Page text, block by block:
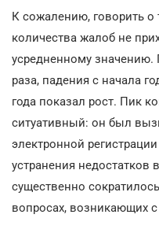
К сожалению, говорить
количества жалоб не
усредненному значению.
раза, падения с начала
года показал рост. Пик
ситуативный: он был
электронной
устранения недостатков
существенно
вопросах, возникающих